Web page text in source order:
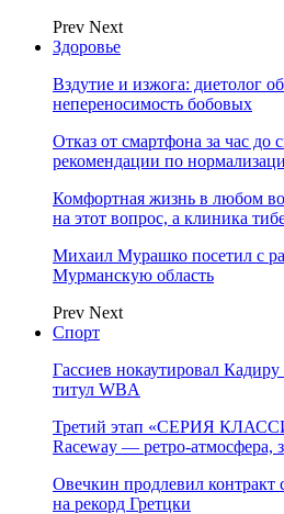
Prev Next
Здоровье
Вздутие и изжога: диетолог
непереносимость бобовых
Отказ от смартфона за час до
рекомендации по
Комфортная жизнь в любом
на этот вопрос, а клиника
Михаил Мурашко посетил с
Мурманскую область
Prev Next
Спорт
Гассиев нокаутировал
титул WBA
Третий этап «СЕРИЯ
Raceway —
Овечкин продлевил
на рекорд Гретцки